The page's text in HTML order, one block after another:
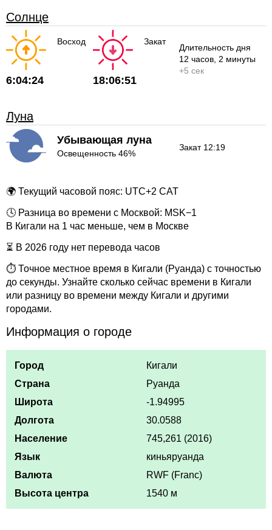
Солнце
Восход
6:04:24
Закат
18:06:51
Длительность дня
12 часов , 2 минуты
+5 сек
Луна
Убывающая луна
Освещенность 46%
Закат 12:19
🌍 Текущий часовой пояс: UTC+2 CAT
🕓 Разница во времени с Москвой: MSK−1
В Кигали на 1 час меньше, чем в Москве
⏳ В 2026 году нет перевода часов
⏱ Точное местное время в Кигали (Руанда) с точностью
до секунды. Узнайте сколько сейчас времени в Кигали
или разницу во времени между Кигали и другими
городами.
Информация о городе
Город
Кигали
Страна
Руанда
Широта
-1.94995
Долгота
30.0588
Население
745,261 (2016)
Язык
киньяруанда
Валюта
RWF (Franc)
Высота центра
1540 м